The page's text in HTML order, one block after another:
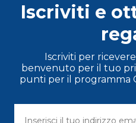
Iscriviti e
Iscriviti per
benvenuto per il tuo
punti per il programma